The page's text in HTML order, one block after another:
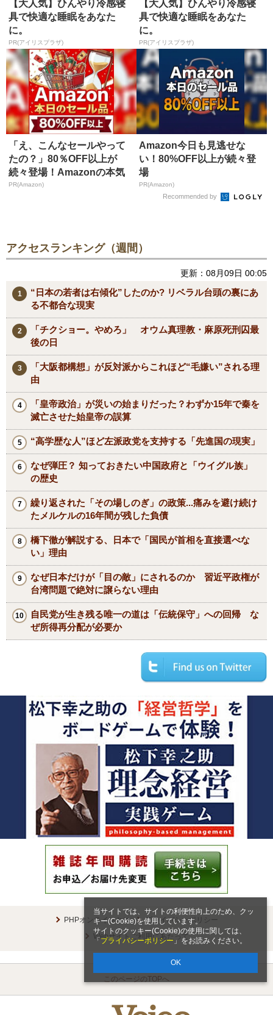
当サイトでは、サイトの利便性向上のため、クッ
キー(Cookie)を使用しています。
サイトのクッキー(Cookie)の使用に関しては、
「 プライバシーポリシー 」をお読みください。
OK
【大人気】ひんやり冷感寝
具で快適な睡眠をあなた
に。
PR(アイリスプラザ)
【大人気】ひんやり冷感寝
具で快適な睡眠をあなた
に。
PR(アイリスプラザ)
「え、こんなセールやって
たの？」80％OFF以上が
続々登場！Amazonの本気
が...
PR(Amazon)
Amazon今日も見逃せな
い！80%OFF以上が続々登
場
PR(Amazon)
Recommended by
アクセスランキング（週間）
更新：08月09日 00:05
“日本の若者は右傾化”したのか? リベラル台頭の裏にあ
る不都合な現実
「チクショー。やめろ」 オウム真理教・麻原死刑囚最
後の日
「大阪都構想」が反対派からこれほど“毛嫌い”される理
由
「皇帝政治」が災いの始まりだった？わずか15年で秦を
滅亡させた始皇帝の誤算
“高学歴な人”ほど左派政党を支持する「先進国の現実」
なぜ弾圧？ 知っておきたい中国政府と「ウイグル族」
の歴史
繰り返された「その場しのぎ」の政策...痛みを避け続け
たメルケルの16年間が残した負債
橋下徹が解説する、日本で「国民が首相を直接選べな
い」理由
なぜ日本だけが「目の敵」にされるのか 習近平政権が
台湾問題で絶対に譲らない理由
自民党が生き残る唯一の道は「伝統保守」への回帰 な
ぜ所得再分配が必要か
PHPオンラインとは
プライバシーポリシー
Webサイトご利用にあたって
このページのTOPへ